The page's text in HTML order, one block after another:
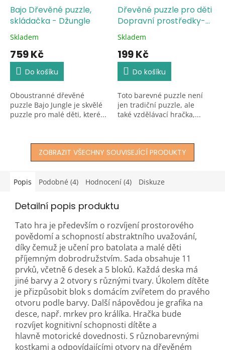
Bajo Dřevěné puzzle,
skládačka - Džungle
Průměrné
hodnocení
produktu
5,0
5
hvězdiček.
Skladem
759 Kč
Do košíku
Oboustranné dřevěné
puzzle Bajo Jungle je skvělé
puzzle pro malé děti, které...
Dřevěné puzzle pro děti
Dopravní prostředky-
auta
Průměrné
hodnocení
produktu
5,0
5
hvězdiček.
Skladem
199 Kč
Do košíku
Toto barevné puzzle není
jen tradiční puzzle, ale
také vzdělávací hračka,...
ZOBRAZIT VŠECHNY SOUVISEJÍCÍ PRODUKTY
Popis Podobné (4) Hodnocení (4) Diskuze
Detailní popis produktu
Tato hra je především o rozvíjení prostorového
povědomí a schopností abstraktního uvažování,
díky čemuž je učení pro batolata a malé děti
příjemným dobrodružstvím. Sada obsahuje 11
prvků, včetně 6 desek a 5 bloků. Každá deska má
jiné barvy a 2 otvory s různými tvary. Úkolem dítěte
je přizpůsobit blok s domácím zvířetem do pravého
otvoru podle barvy. Další nápovědou je grafika na
desce, např. mrkev pro králíka. Hračka bude
rozvíjet kognitivní schopnosti dítěte a
hlavně motorické dovednosti. S různobarevnými
kostkami a odpovídajícími otvory na dřevěném